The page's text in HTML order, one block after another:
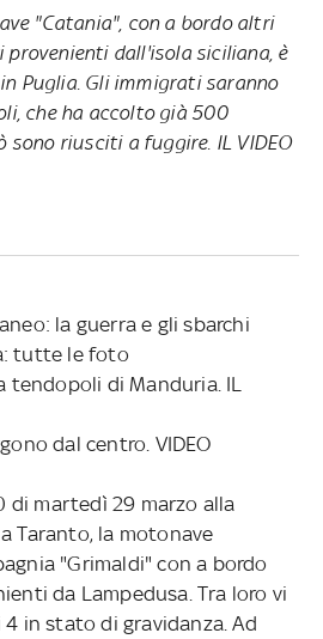
"Catania", con a bordo altri
provenienti dall'isola siciliana, è
Puglia. Gli immigrati saranno
che ha accolto già 500
riusciti a fuggire. IL VIDEO
la guerra e gli sbarchi
tutte le foto
di Manduria. IL
dal centro. VIDEO
di martedì 29 marzo alla
Taranto, la motonave
"Grimaldi" con a bordo
da Lampedusa. Tra loro vi
in stato di gravidanza. Ad